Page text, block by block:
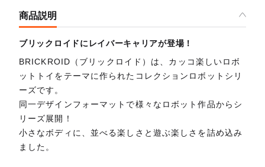
商品説明
ブリックロイドにレイバーキャリアが登場！
BRICKROID（ブリックロイド）は、カッコ楽しいロボ
ットトイをテーマに作られたコレクションロボットシリ
ーズです。
同一デザインフォーマットで様々なロボット作品からシ
リーズ展開！
小さなボディに、並べる楽しさと遊ぶ楽しさを詰め込み
ました。